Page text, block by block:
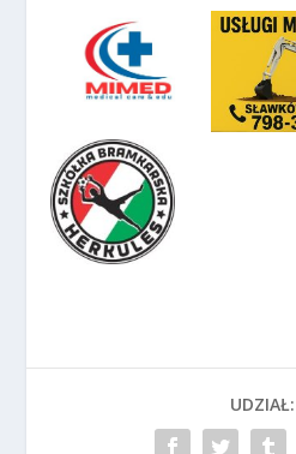
UDZIAŁ: